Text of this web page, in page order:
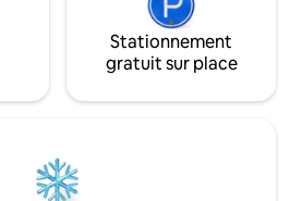
Stationnement
gratuit sur place